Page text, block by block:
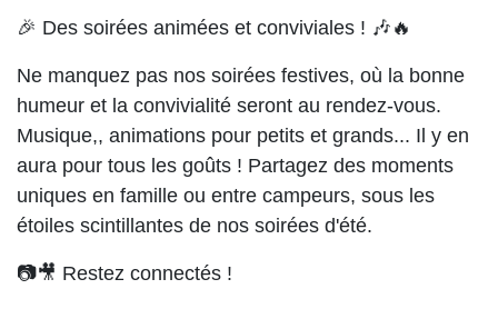
🎉 Des soirées animées et conviviales ! 🎶🔥
Ne manquez pas nos soirées festives, où la bonne
humeur et la convivialité seront au rendez-vous.
Musique,, animations pour petits et grands... Il y en
aura pour tous les goûts ! Partagez des moments
uniques en famille ou entre campeurs, sous les
étoiles scintillantes de nos soirées d'été.
📷🎥 Restez connectés !